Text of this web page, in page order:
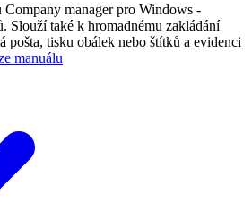
Company manager pro Windows -
Slouží také k hromadnému zakládání
pošta, tisku obálek nebo štítků a evidenci
manuálu